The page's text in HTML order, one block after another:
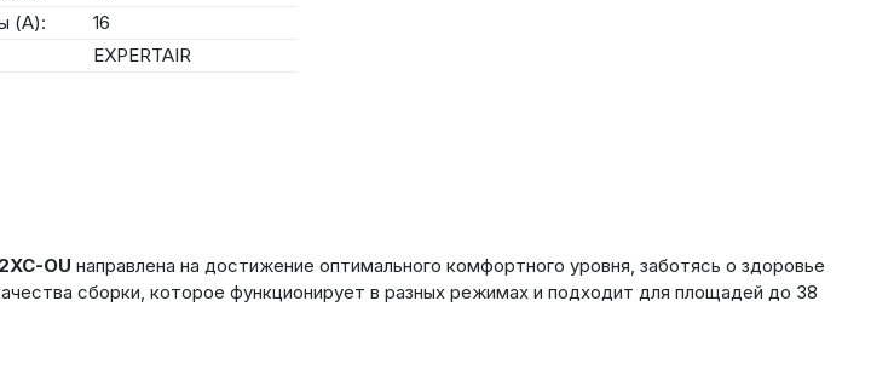
(А):
16
EXPERTAIR
OU направлена на достижение оптимального комфортного уровня, заботясь о здоровье
сборки, которое функционирует в разных режимах и подходит для площадей до 38